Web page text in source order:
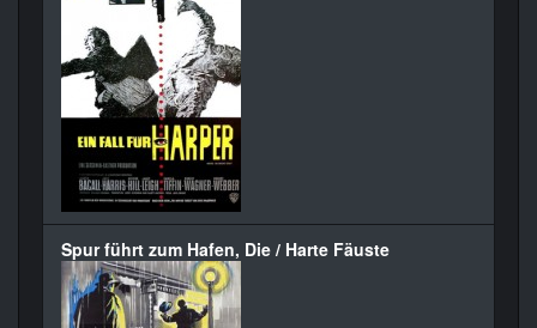
Spur führt zum Hafen, Die / Harte Fäuste